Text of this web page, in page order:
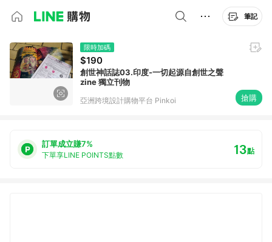
筆記
限時加碼
$190
創世神話誌03.印度-一切起源自創世之聲
zine 獨立刊物
亞洲跨境設計購物平台 Pinkoi 搶購
訂單成立賺7%
下單享LINE POINTS點數 13點